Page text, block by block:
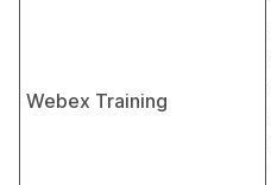
Webex Training